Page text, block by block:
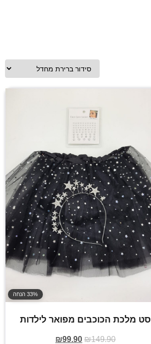
33% הנחה
סט מלכת הכוכבים מפואר לילדות
₪149.90
₪99.90